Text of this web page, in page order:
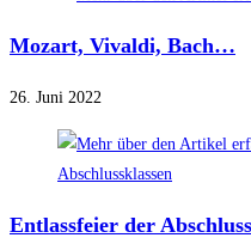
Mozart, Vivaldi, Bach…
26. Juni 2022
Entlassfeier der